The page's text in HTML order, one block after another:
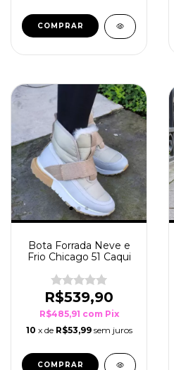
COMPRAR
Bota Forrada Neve e
Frio Chicago 51 Caqui
R$539,90
R$485,91 com Pix
10 x de R$53,99 sem juros
COMPRAR